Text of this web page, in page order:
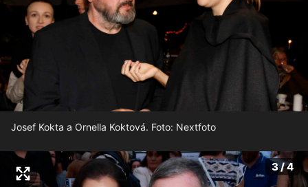
Josef Kokta a Ornella Koktová. Foto: Nextfoto
3 / 4